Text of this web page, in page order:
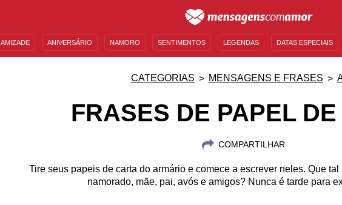
AMIZADE ANIVERSÁRIO NAMORO SENTIMENTOS LEGENDAS DATAS ESPECIAIS
CATEGORIAS MENSAGENS E FRASES
FRASES DE PAPEL
COMPARTILHAR
Tire seus papeis de carta do armário e comece a escrever neles. Que
namorado, mãe, pai, avós e amigos? Nunca é tarde para